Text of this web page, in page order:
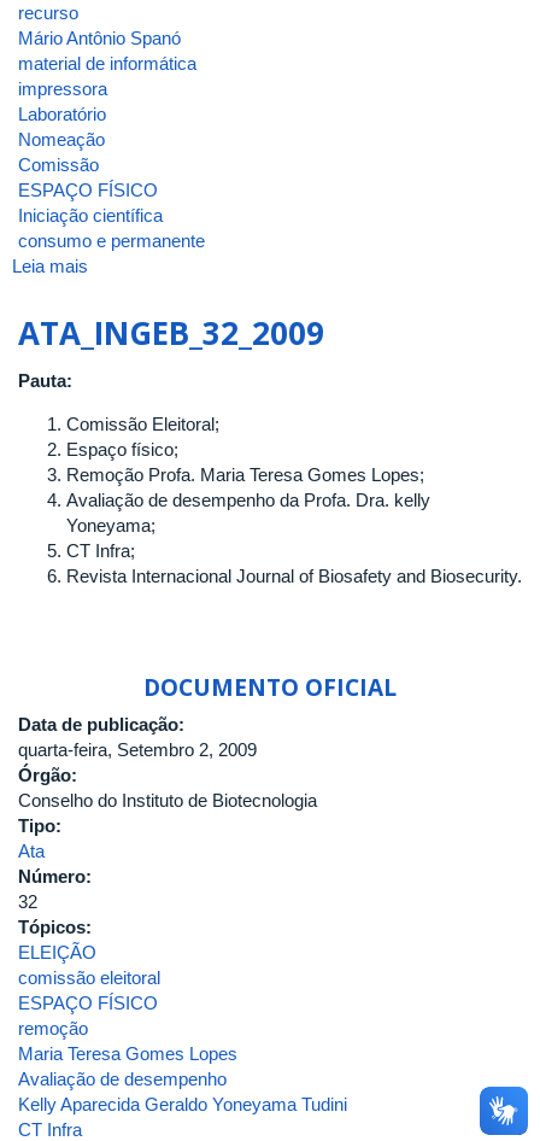
recurso
Mário Antônio Spanó
material de informática
impressora
Laboratório
Nomeação
Comissão
ESPAÇO FÍSICO
Iniciação científica
consumo e permanente
Leia mais
ATA_INGEB_32_2009
Pauta:
Comissão Eleitoral;
Espaço físico;
Remoção Profa. Maria Teresa Gomes Lopes;
Avaliação de desempenho da Profa. Dra. kelly
Yoneyama;
CT Infra;
Revista Internacional Journal of Biosafety and Biosecurity.
DOCUMENTO OFICIAL
Data de publicação:
quarta-feira, Setembro 2, 2009
Órgão:
Conselho do Instituto de Biotecnologia
Tipo:
Ata
Número:
32
Tópicos:
ELEIÇÃO
comissão eleitoral
ESPAÇO FÍSICO
remoção
Maria Teresa Gomes Lopes
Avaliação de desempenho
Kelly Aparecida Geraldo Yoneyama Tudini
CT Infra